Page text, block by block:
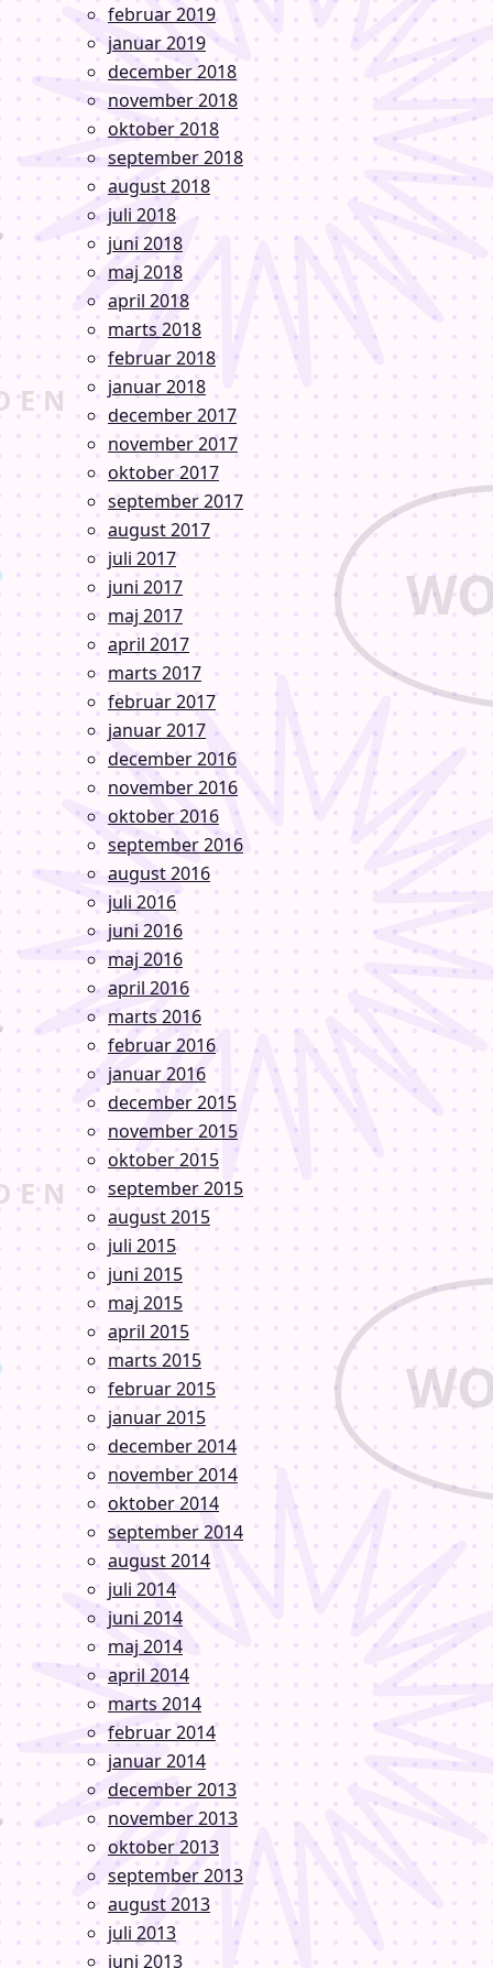
februar 2019
januar 2019
december 2018
november 2018
oktober 2018
september 2018
august 2018
juli 2018
juni 2018
maj 2018
april 2018
marts 2018
februar 2018
januar 2018
december 2017
november 2017
oktober 2017
september 2017
august 2017
juli 2017
juni 2017
maj 2017
april 2017
marts 2017
februar 2017
januar 2017
december 2016
november 2016
oktober 2016
september 2016
august 2016
juli 2016
juni 2016
maj 2016
april 2016
marts 2016
februar 2016
januar 2016
december 2015
november 2015
oktober 2015
september 2015
august 2015
juli 2015
juni 2015
maj 2015
april 2015
marts 2015
februar 2015
januar 2015
december 2014
november 2014
oktober 2014
september 2014
august 2014
juli 2014
juni 2014
maj 2014
april 2014
marts 2014
februar 2014
januar 2014
december 2013
november 2013
oktober 2013
september 2013
august 2013
juli 2013
juni 2013